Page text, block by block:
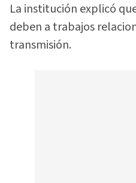
La institución explicó
deben a trabajos
transmisión.